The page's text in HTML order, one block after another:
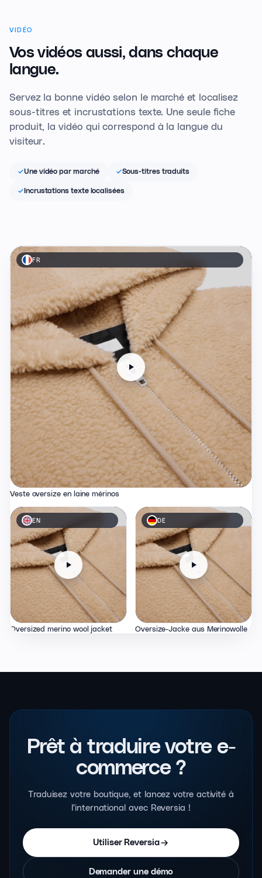
VIDÉO
Vos vidéos aussi, dans chaque
langue.
Servez la bonne vidéo selon le marché et localisez
sous-titres et incrustations texte. Une seule fiche
produit, la vidéo qui correspond à la langue du
visiteur.
Une vidéo par marché Sous-titres traduits
Incrustations texte localisées
FR
Veste oversize en laine mérinos
EN
Oversized merino wool jacket
DE
Oversize-Jacke aus Merinowolle
Prêt à traduire votre e-
commerce ?
Traduisez votre boutique, et lancez votre activité à
l'international avec Reversia !
Utiliser Reversia
Demander une démo